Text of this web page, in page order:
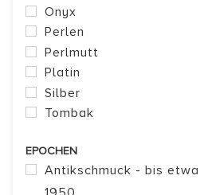
Onyx
Perlen
Perlmutt
Platin
Silber
Tombak
EPOCHEN
Antikschmuck - bis etwa